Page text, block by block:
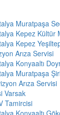
Muratpaşa
Kepez Kültür
Kepez
Arıza Servisi
Konyaaltı
Muratpaşa
Arıza Servisi
Varsak
Tamircisi